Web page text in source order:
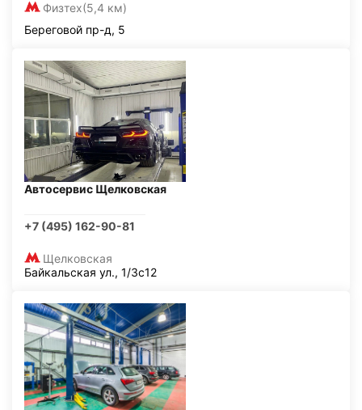
Физтех(5,4 км)
Береговой пр-д, 5
Автосервис Щелковская
+7 (495) 162-90-81
Щелковская
Байкальская ул., 1/3с12